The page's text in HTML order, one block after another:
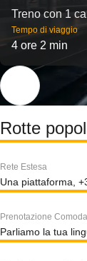
Treno con 1
Tempo di viaggio
4 ore 2 min
Rotte
Rete Estesa
Una piattaforma,
Prenotazione Comoda
Parliamo la tua